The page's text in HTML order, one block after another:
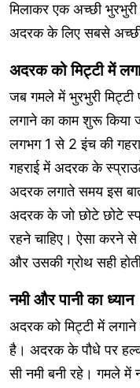
मिलाकर एक अच्छी भुरभुरी
अदरक के लिए सबसे अच्छी
अदरक को मिट्टी में
जब गमले में भुरभुरी
लगाने का काम शुरू किया
लगभग 1 से 2 इंच की
गहराई में अदरक के
अदरक लगाते समय इस
अदरक के जो छोटे छोटे
रहने चाहिए। ऐसा करने से
और उसकी ग्रोथ सही
नमी और पानी का ध्यान
अदरक को मिट्टी में लगाने
है। अदरक के पौधे पर
सी नमी बनी रहे। गमले में